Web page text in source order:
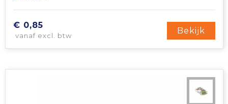
€ 0,85
vanaf excl. btw
Bekijk